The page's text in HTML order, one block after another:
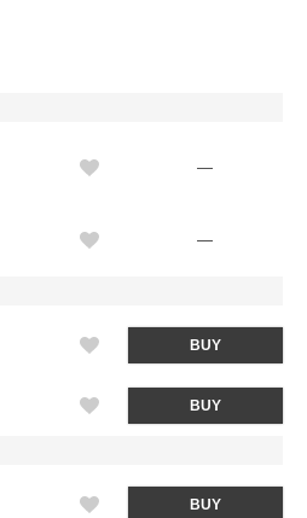
—
—
BUY
BUY
BUY